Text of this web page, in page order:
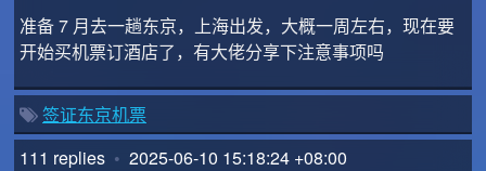
准备 7 月去一趟东京，上海出发，大概一周左右，现在要
开始买机票订酒店了，有大佬分享下注意事项吗
签证东京机票
111 replies • 2025-06-10 15:18:24 +08:00